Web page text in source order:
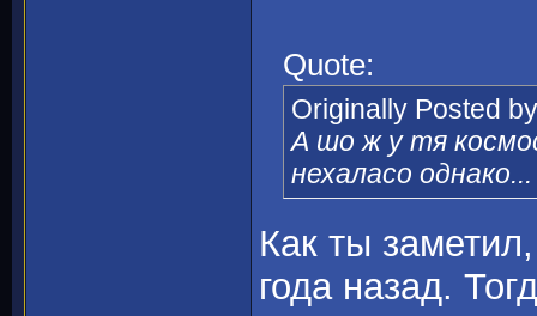
Quote:
Originally Posted
А шо ж у тя
нехаласо однако...
Как ты
года назад.